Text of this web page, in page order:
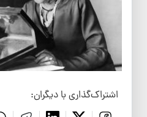
اشتراک‌گذاری با دیگران: